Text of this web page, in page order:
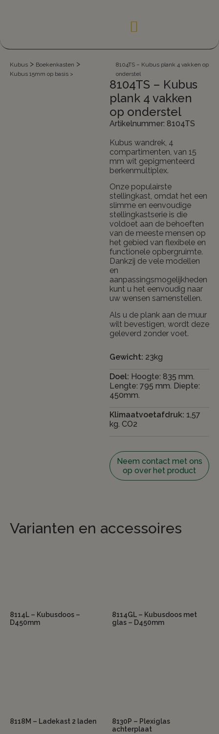
Kubus > Boekenkasten >
Kubus 15mm op basis >
8104TS – Kubus plank 4 vakken op
onderstel
8104TS – Kubus
plank 4 vakken
op onderstel
Artikelnummer: 8104TS
Kubus wandrek, 4
compartimenten, van 15
mm wit gepigmenteerd
berkenmultiplex.
Onze populairste
stellingkast, omdat het een
slimme en eenvoudige
stellingkastserie is die
voldoet aan de behoeften
van de meeste mensen op
het gebied van flexibele en
functionele opbergruimte.
Dankzij de vele modellen
en
aanpassingsmogelijkheden
kunt u het eenvoudig naar
uw wensen samenstellen.
Als u de plank aan de muur
wilt bevestigen, wordt deze
geleverd zonder voet.
Gewicht: 23kg
Doel: Hoogte: 835 mm.
Lengte: 795 mm. Diepte:
450mm.
Klimaatvoetafdruk: 1,57
kg. CO2
Neem contact met ons
op over het product
Varianten en accessoires
8114L – Kubusdoos –
D450mm
8114GL – Kubusdoos met
glas – D450mm
8118M – Ladekast 2 laden
8130P – Plexiglas
achterplaat